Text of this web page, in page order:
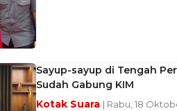
Sayup-sayup di Tengah
Sudah Gabung KIM
Kotak Suara | Rabu, 18